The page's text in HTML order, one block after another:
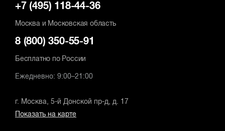
+7 (495) 118-44-36
Москва и Московская область
8 (800) 350-55-91
Бесплатно по России
Ежедневно: 9:00–21:00
г. Москва, 5-й Донской пр-д, д. 17
Показать на карте